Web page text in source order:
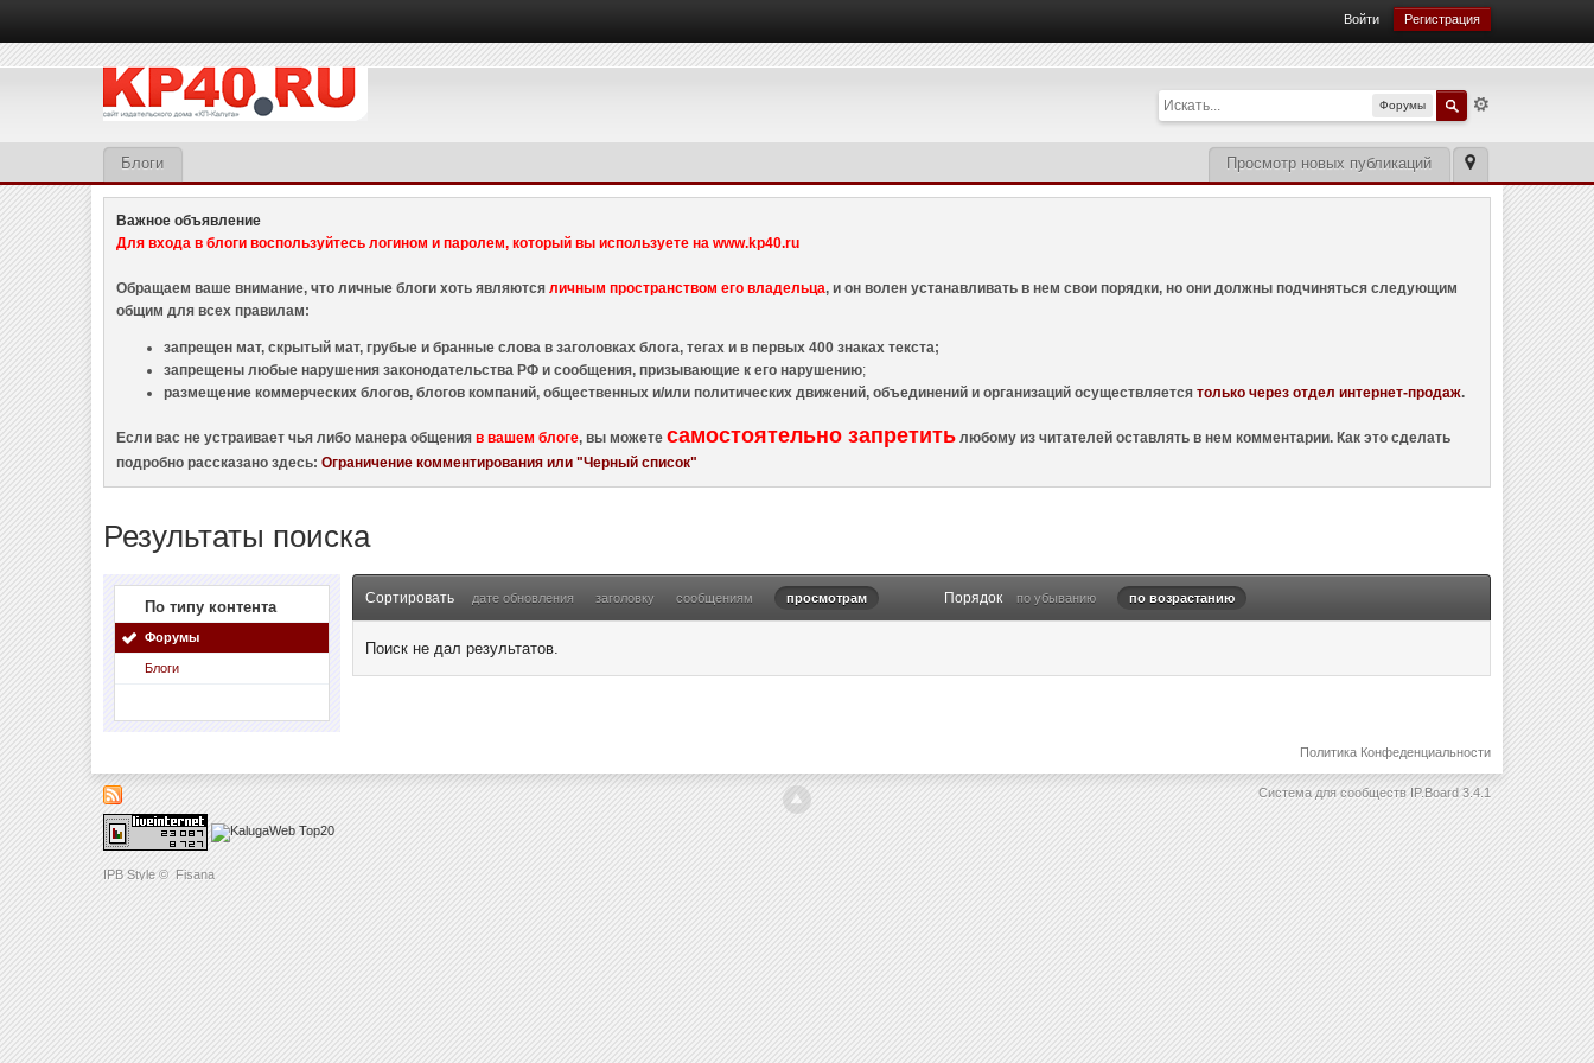
IPB Style © Fisana
Войти Регистрация
Форумы
Просмотр новых публикаций
Блоги
Важное объявление
Для входа в блоги воспользуйтесь логином и паролем, который вы используете на www.kp40.ru
Обращаем ваше внимание, что личные блоги хоть являютсяличным пространством его владельца, и он волен устанавливать в нем свои порядки, но они должны подчиняться следующим
общим для всех правилам:
запрещен мат, скрытый мат, грубые и бранные слова в заголовках блога, тегах и в первых 400 знаках текста;
запрещены любые нарушения законодательства РФ и сообщения, призывающие к его нарушению;
размещение коммерческих блогов, блогов компаний, общественных и/или политических движений, объединений и организаций осуществляетсятолько через отдел интернет-продаж.
Если вас не устраивает чья либо манера общенияв вашем блоге, вы можетесамостоятельно запретить любому из читателей оставлять в нем комментарии. Как это сделать
подробно рассказано здесь:Ограничение комментирования или "Черный список"
Результаты поиска
По типу контента
Форумы
Блоги
Сортировать дате обновления заголовку сообщениям просмотрам Порядок по убыванию по возрастанию
Поиск не дал результатов.
Политика Конфеденциальности
Система для сообществ IP.Board 3.4.1